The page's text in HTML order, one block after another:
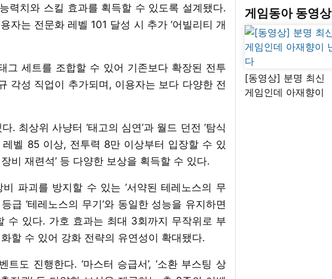
력치와 스킬 효과를 획득할 수 있도록 설계됐다.
자는 전문화 레벨 101 달성 시 추가 ‘어빌리티 개
그 세트를 조합할 수 있어 기존보다 확장된 전투
각성 직업이 추가되며, 이용자는 보다 다양한 전
최상위 사냥터 ‘태고의 심연’과 월드 던전 ‘탐식
레벨 85 이상, 전투력 8만 이상부터 입장할 수 있
비 재련석’ 등 다양한 보상을 획득할 수 있다.
파괴를 방지할 수 있는 ‘서약된 테레노스의 무
급 ‘테레노스의 무기’와 동일한 성능을 유지하면
수 있다. 가호 효과는 최대 3회까지 무작위로 부
할 수 있어 강화 전략의 유연성이 확대됐다.
도 진행한다. ‘마스터 승급서’, ‘소환 부스팅 상
게임동아 동영상
[동영상] 분명 최신
게임인데 아재향이